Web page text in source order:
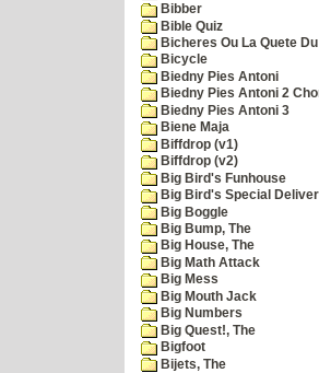
Bibber
Bible Quiz
Bicheres Ou La Quete
Bicycle
Biedny Pies Antoni
Biedny Pies Antoni 2
Biedny Pies Antoni 3
Biene Maja
Biffdrop (v1)
Biffdrop (v2)
Big Bird's Funhouse
Big Bird's Special
Big Boggle
Big Bump, The
Big House, The
Big Math Attack
Big Mess
Big Mouth Jack
Big Numbers
Big Quest!, The
Bigfoot
Bijets, The